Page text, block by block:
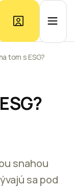
trhu
Inzerát
tom s ESG?
snahou
sa pod